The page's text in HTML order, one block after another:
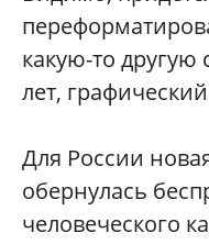
какую-то
лет,
Для России
обернулась
человеческого